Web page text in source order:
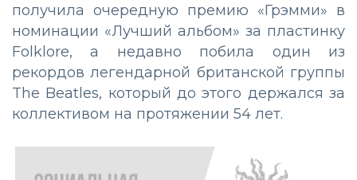
получила очередную премию «Грэмми» в
номинации «Лучший альбом» за пластинку
Folklore, а недавно побила один из
рекордов легендарной британской группы
The Beatles, который до этого держался за
коллективом на протяжении 54 лет.